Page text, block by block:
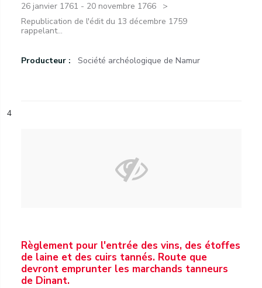
26 janvier 1761 - 20 novembre 1766
Republication de l'édit du 13 décembre 1759
rappelant...
Producteur : Société archéologique de Namur
4
Règlement pour l'entrée des vins, des étoffes
de laine et des cuirs tannés. Route que
devront emprunter les marchands tanneurs
de Dinant.